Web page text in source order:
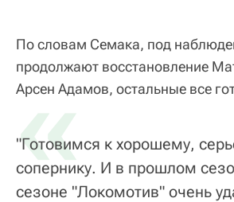
По словам Семака, под
продолжают восстановление
Арсен Адамов, остальные все
«
"Готовимся к хорошему,
сопернику. И в прошлом
сезоне "Локомотив" очень